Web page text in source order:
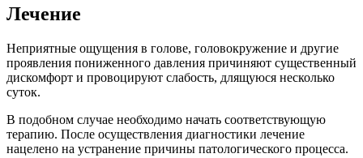
Лечение
Неприятные ощущения в голове, головокружение и другие
проявления пониженного давления причиняют существенный
дискомфорт и провоцируют слабость, длящуюся несколько
суток.
В подобном случае необходимо начать соответствующую
терапию. После осуществления диагностики лечение
нацелено на устранение причины патологического процесса.